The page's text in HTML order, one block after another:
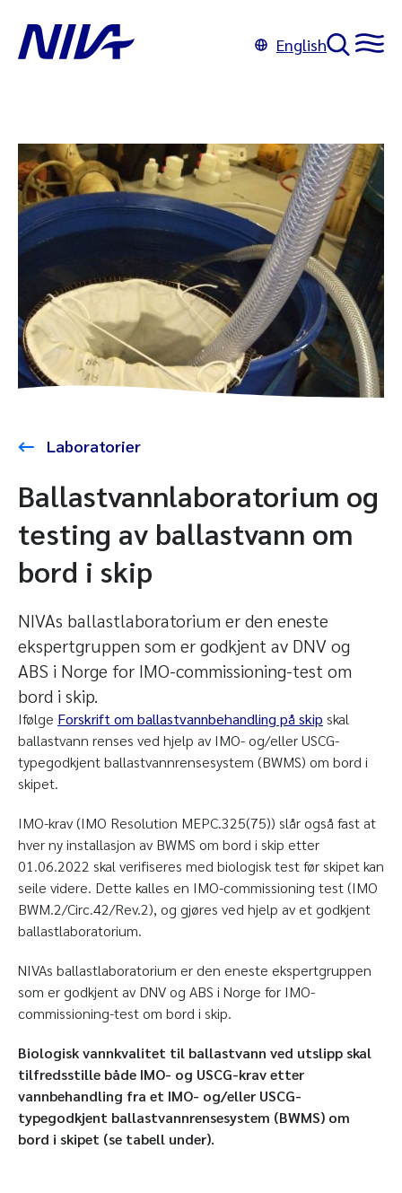
English
Laboratorier
Ballastvannlaboratorium og
testing av ballastvann om
bord i skip
NIVAs ballastlaboratorium er den eneste
ekspertgruppen som er godkjent av DNV og
ABS i Norge for IMO-commissioning-test om
bord i skip.
Ifølge Forskrift om ballastvannbehandling på skip skal
ballastvann renses ved hjelp av IMO- og/eller USCG-
typegodkjent ballastvannrensesystem (BWMS) om bord i
skipet.
IMO-krav (IMO Resolution MEPC.325(75)) slår også fast at
hver ny installasjon av BWMS om bord i skip etter
01.06.2022 skal verifiseres med biologisk test før skipet kan
seile videre. Dette kalles en IMO-commissioning test (IMO
BWM.2/Circ.42/Rev.2), og gjøres ved hjelp av et godkjent
ballastlaboratorium.
NIVAs ballastlaboratorium er den eneste ekspertgruppen
som er godkjent av DNV og ABS i Norge for IMO-
commissioning-test om bord i skip.
Biologisk vannkvalitet til ballastvann ved utslipp skal
tilfredsstille både IMO- og USCG-krav etter
vannbehandling fra et IMO- og/eller USCG-
typegodkjent ballastvannrensesystem (BWMS) om
bord i skipet (se tabell under).